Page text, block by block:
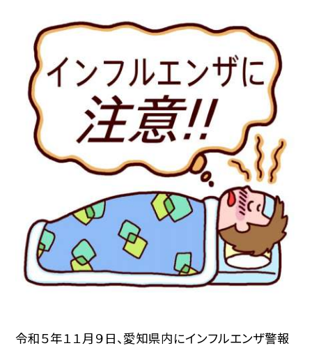
令和５年１１月９日、愛知県内にインフルエンザ警報